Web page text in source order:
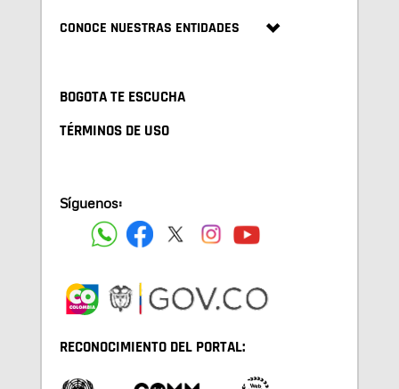
CONOCE NUESTRAS ENTIDADES
BOGOTA TE ESCUCHA
TÉRMINOS DE USO
Síguenos:
RECONOCIMIENTO DEL PORTAL: